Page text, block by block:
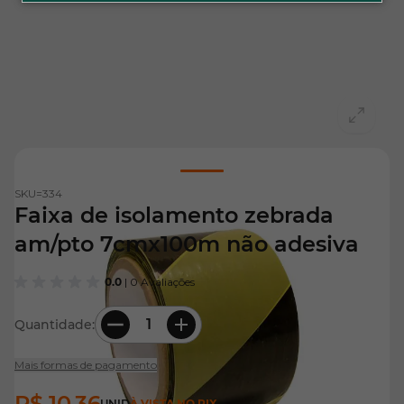
0.0 | 0 Avaliações
SKU=334
Faixa de isolamento zebrada
am/pto 7cmx100m não adesiva
Quantidade:
Mais formas de pagamento